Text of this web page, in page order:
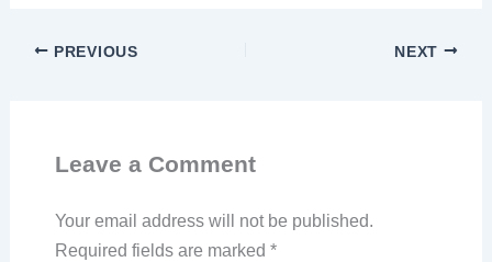
PREVIOUS NEXT
Leave a Comment
Your email address will not be published.
Required fields are marked *